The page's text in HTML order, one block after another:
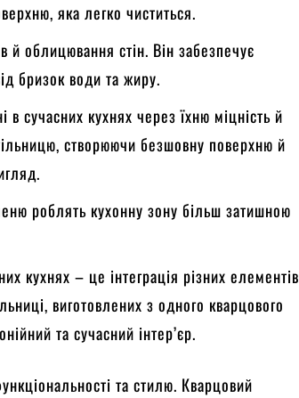
яка легко чиститься.
й облицювання стін. Він забезпечує
бризок води та жиру.
сучасних кухнях через їхню міцність й
створюючи безшовну поверхню й
роблять кухонну зону більш затишною
кухнях – це інтеграція різних елементів
виготовлених з одного кварцового
та сучасний інтер’єр.
та стилю. Кварцовий